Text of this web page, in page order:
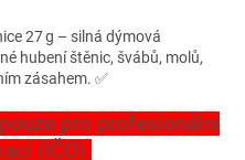
27 g – silná dýmová
hubení štěnic, švábů, molů,
zásahem. ✅
pro profesionální
(IČO).